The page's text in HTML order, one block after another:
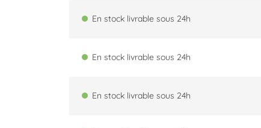
En stock livrable sous 24h
En stock livrable sous 24h
En stock livrable sous 24h